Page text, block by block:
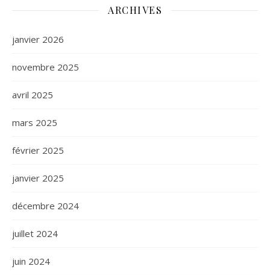
ARCHIVES
janvier 2026
novembre 2025
avril 2025
mars 2025
février 2025
janvier 2025
décembre 2024
juillet 2024
juin 2024